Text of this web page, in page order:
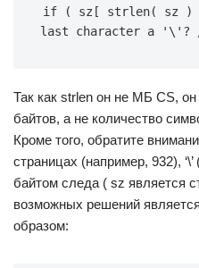
if ( sz[ strlen( sz
last character a
Так как strlen он не МБ CS,
байтов, а не количество
Кроме того, обратите
страницах (например, 932),
байтом следа ( sz является
возможных решений
образом: